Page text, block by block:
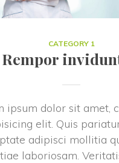
CATEGORY 1
Rempor
ipsum dolor sit amet,
elit. Quis
adipisci mollitia
laboriosam.